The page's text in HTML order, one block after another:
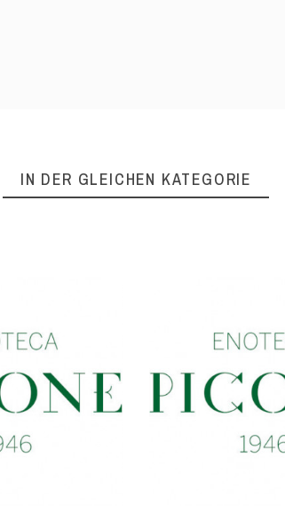
IN DER GLEICHEN KATEGORIE